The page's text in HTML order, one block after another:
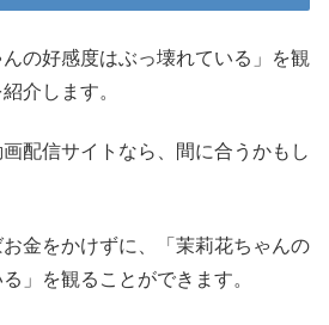
の好感度はぶっ壊れている」を観
介します。
配信サイトなら、間に合うかもし
金をかけずに、「茉莉花ちゃんの
」を観ることができます。